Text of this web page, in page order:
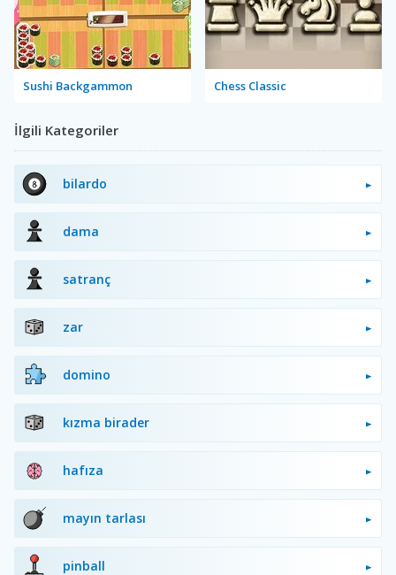
Sushi Backgammon Chess Classic
İlgili Kategoriler
bilardo
dama
satranç
zar
domino
kızma birader
hafıza
mayın tarlası
pinball